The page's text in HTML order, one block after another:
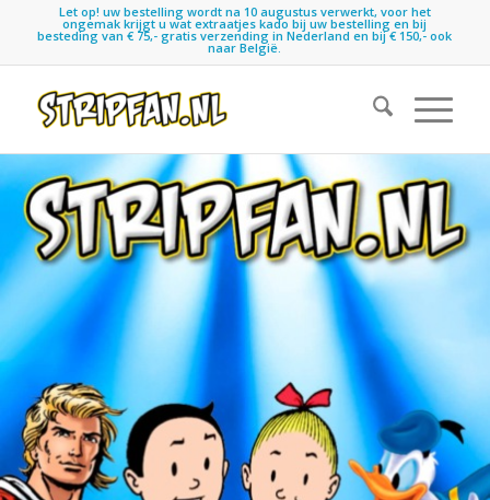
Let op! uw bestelling wordt na 10 augustus verwerkt, voor het
ongemak krijgt u wat extraatjes kado bij uw bestelling en bij
besteding van € 75,- gratis verzending in Nederland en bij € 150,- ook
naar België.